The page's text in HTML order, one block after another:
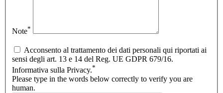
Note*
Acconsento al trattamento dei dati personali qui riportati ai
sensi degli art. 13 e 14 del Reg. UE GDPR 679/16.
Informativa sulla Privacy.*
Please type in the words below correctly to verify you are
human.